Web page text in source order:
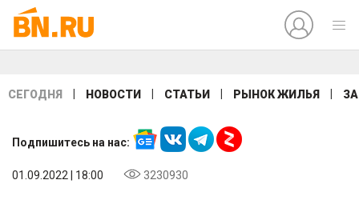
СЕГОДНЯ НОВОСТИ СТАТЬИ РЫНОК ЖИЛЬЯ
Подпишитесь на нас:
01.09.2022 | 18:00 3230930